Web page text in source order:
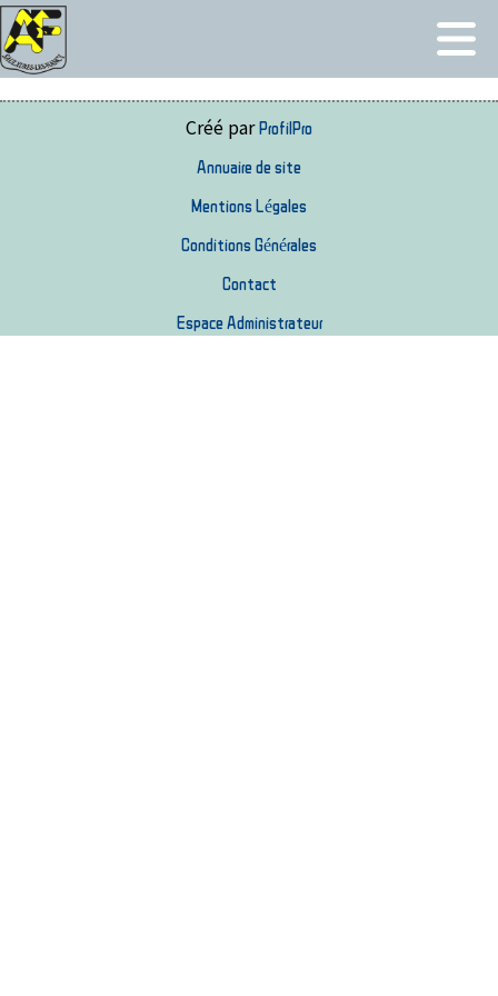
Créé par ProfilPro
Annuaire de site
Mentions Légales
Conditions Générales
Contact
Espace Administrateur